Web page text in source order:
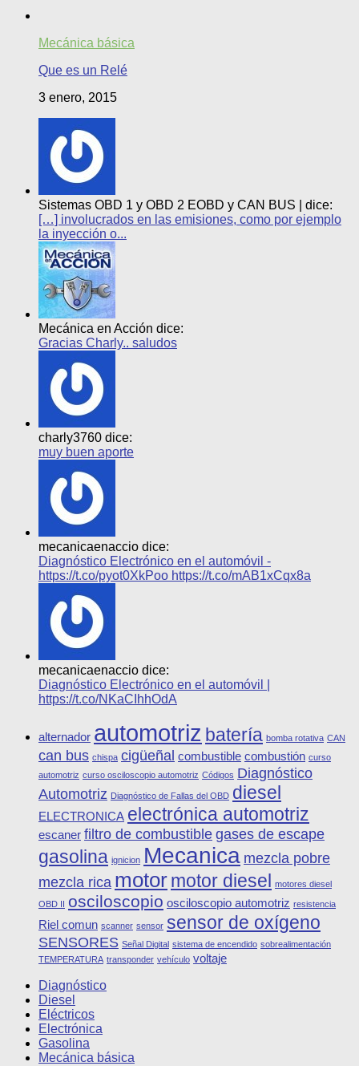
Mecánica básica
Que es un Relé
3 enero, 2015
Sistemas OBD 1 y OBD 2 EOBD y CAN BUS | dice:
[…] involucrados en las emisiones, como por ejemplo
la inyección o...
Mecánica en Acción dice:
Gracias Charly.. saludos
charly3760 dice:
muy buen aporte
mecanicaenaccio dice:
Diagnóstico Electrónico en el automóvil -
https://t.co/pyot0XkPoo https://t.co/mAB1xCqx8a
mecanicaenaccio dice:
Diagnóstico Electrónico en el automóvil |
https://t.co/NKaCIhhOdA
alternador automotriz batería bomba rotativa CAN
can bus chispa cigüeñal combustible combustión curso
automotriz curso osciloscopio automotriz Códigos Diagnóstico
Automotriz Diagnóstico de Fallas del OBD diesel
ELECTRONICA electrónica automotriz
escaner filtro de combustiblegases de escape
gasolina ignicion Mecanica mezcla pobre
mezcla rica motormotor diesel motores diesel
OBD II osciloscopio osciloscopio automotriz resistencia
Riel comun scanner sensor sensor de oxígeno
SENSORES Señal Digital sistema de encendido sobrealimentación
TEMPERATURA transponder vehículo voltaje
Diagnóstico
Diesel
Eléctricos
Electrónica
Gasolina
Mecánica básica